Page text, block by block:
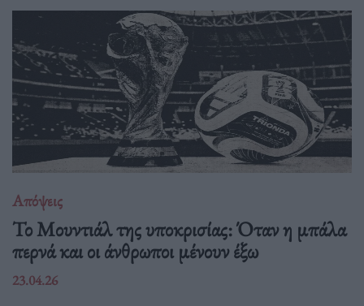
Απόψεις
Το Μουντιάλ της υποκρισίας: Όταν η μπάλα
περνά και οι άνθρωποι μένουν έξω
23.04.26